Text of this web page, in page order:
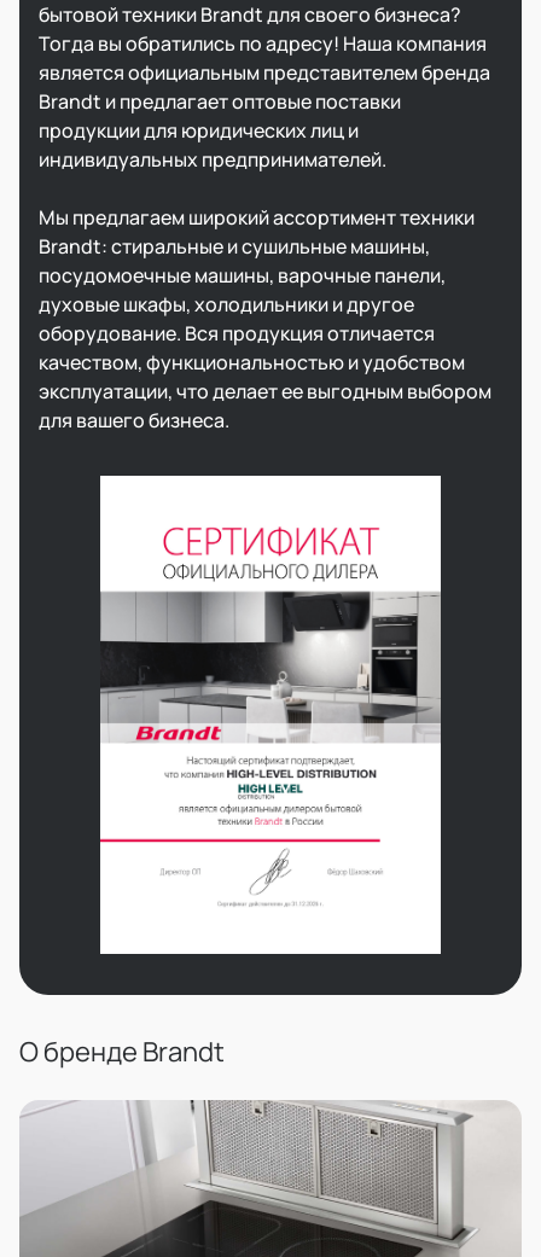
бытовой техники Brandt для своего бизнеса?
Тогда вы обратились по адресу! Наша компания
является официальным представителем бренда
Brandt и предлагает оптовые поставки
продукции для юридических лиц и
индивидуальных предпринимателей.​
Мы предлагаем широкий ассортимент техники
Brandt: стиральные и сушильные машины,
посудомоечные машины, варочные панели,
духовые шкафы, холодильники и другое
оборудование. Вся продукция отличается
качеством, функциональностью и удобством
эксплуатации, что делает ее выгодным выбором
для вашего бизнеса.​
О бренде Brandt